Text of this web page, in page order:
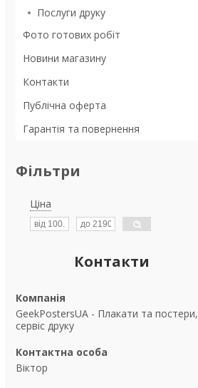
Послуги друку
Фото готових робіт
Новини магазину
Контакти
Публічна оферта
Гарантія та повернення
Фільтри
Ціна
Контакти
GeekPostersUA - Плакати та постери,
сервіс друку
Віктор